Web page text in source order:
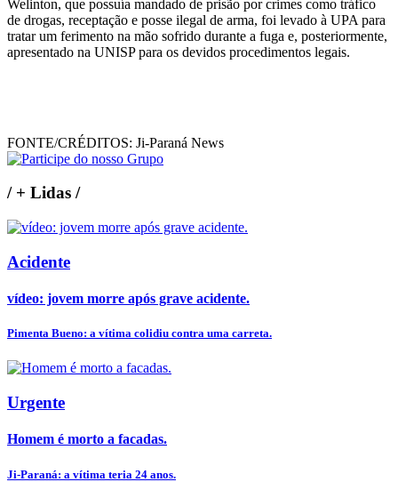
Welinton, que possuía mandado de prisão por crimes como tráfico
de drogas, receptação e posse ilegal de arma, foi levado à UPA para
tratar um ferimento na mão sofrido durante a fuga e, posteriormente,
apresentado na UNISP para os devidos procedimentos legais.
FONTE/CRÉDITOS: Ji-Paraná News
/+ Lidas /
Acidente
vídeo: jovem morre após grave acidente.
Pimenta Bueno: a vítima colidiu contra uma carreta.
Urgente
Homem é morto a facadas.
Ji-Paraná: a vítima teria 24 anos.